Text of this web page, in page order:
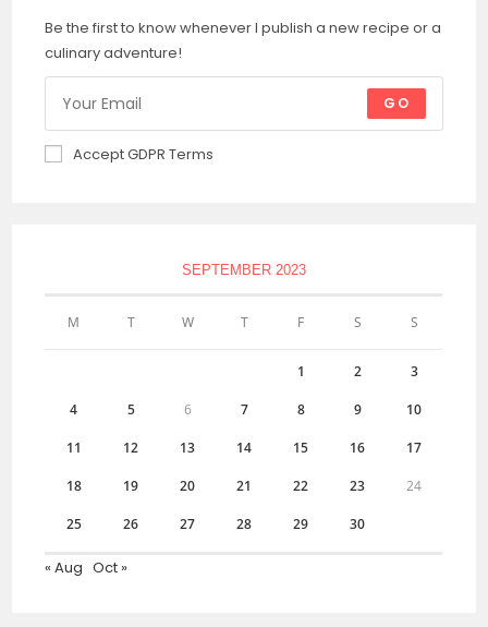
Be the first to know whenever I publish a new recipe or a
culinary adventure!
GO
Accept GDPR Terms
SEPTEMBER 2023
M T W T F S S
1 2 3
4 5 6 7 8 9 10
11 12 13 14 15 16 17
18 19 20 21 22 23 24
25 26 27 28 29 30
« Aug Oct »